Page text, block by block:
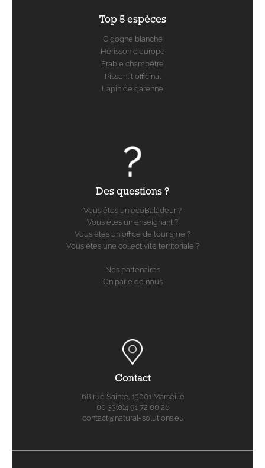
Top 5 espèces
Cigogne blanche
Hérisson d'europe
Érable champêtre
Pissenlit officinal
Lapin de garenne
Des questions ?
Vous êtes un ecoBaladeur ?
Vous êtes un enseignant ?
Vous êtes un office de tourisme ?
Vous êtes une collectivité territoriale ?
Nos partenaires
On parle de nous
Contact
68 rue Sainte, 13001 Marseille
00 33(0)4 91 72 00 26
contact@natural-solutions.eu